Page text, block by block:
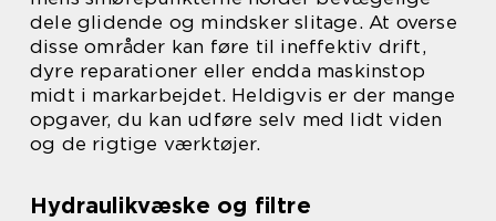
dele glidende og mindsker slitage. At overse
disse områder kan føre til ineffektiv drift,
dyre reparationer eller endda maskinstop
midt i markarbejdet. Heldigvis er der mange
opgaver, du kan udføre selv med lidt viden
og de rigtige værktøjer.
Hydraulikvæske og filtre